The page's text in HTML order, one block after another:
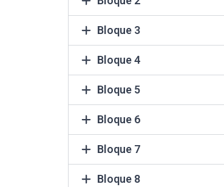
Bloque 3
Bloque 4
Bloque 5
Bloque 6
Bloque 7
Bloque 8